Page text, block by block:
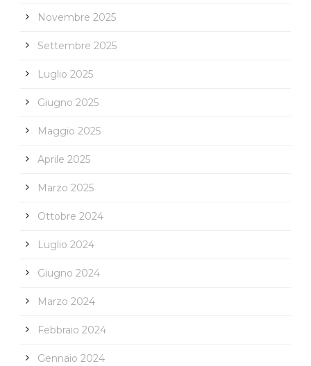
Novembre 2025
Settembre 2025
Luglio 2025
Giugno 2025
Maggio 2025
Aprile 2025
Marzo 2025
Ottobre 2024
Luglio 2024
Giugno 2024
Marzo 2024
Febbraio 2024
Gennaio 2024